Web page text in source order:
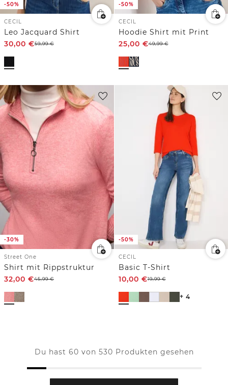
-50%
CECIL
Leo Jacquard Shirt
30,00 €59,99€
-50%
CECIL
Hoodie Shirt mit Print
25,00 €49,99€
-30%
Street One
Shirt mit Rippstruktur
32,00 €45,99€
-50%
CECIL
Basic T-Shirt
10,00 €19,99€
+ 4
Du hast 60 von 530 Produkten gesehen